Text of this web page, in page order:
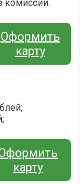
комиссии.
Оформить
карту
карту